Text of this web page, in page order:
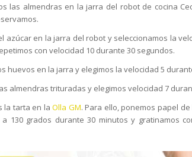
las almendras en la jarra del robot de cocina
azúcar en la jarra del robot y seleccionamos la
con velocidad 10 durante 30 segundos.
huevos en la jarra y elegimos la velocidad 5
almendras trituradas y elegimos velocidad 7
la tarta en laOlla GM. Para ello, ponemos papel
130 grados durante 30 minutos y gratinamos